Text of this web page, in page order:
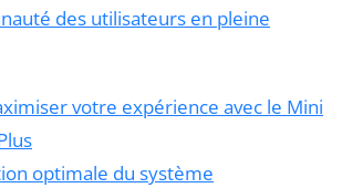
des utilisateurs en pleine
votre expérience avec le Mini
optimale du système